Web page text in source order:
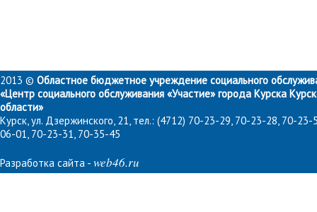
2013 © Областное бюджетное учреждение социального
«Центр социального обслуживания «Участие» города Курска
области»
Курск, ул. Дзержинского, 21, тел.: (4712) 70-23-29, 70-23-28, 70-23-
06-01, 70-23-31, 70-35-45
Разработка сайта - web46.ru